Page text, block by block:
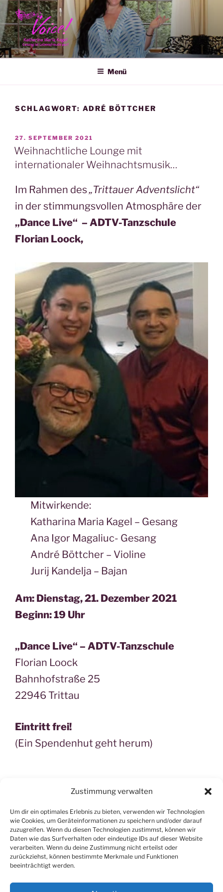
Zustimmung verwalten
Um dir ein optimales Erlebnis zu bieten, verwenden wir Technologien
wie Cookies, um Geräteinformationen zu speichern und/oder darauf
zuzugreifen. Wenn du diesen Technologien zustimmst, können wir
Daten wie das Surfverhalten oder eindeutige IDs auf dieser Website
verarbeiten. Wenn du deine Zustimmung nicht erteilst oder
zurückziehst, können bestimmte Merkmale und Funktionen
beeinträchtigt werden.
Zum
Inhalt
springen
KATHARINA MARIA KAGEL
Menü
SCHLAGWORT: ADRÉ BÖTTCHER
VERÖFFENTLICHT
AM
27. SEPTEMBER 2021
Weihnachtliche Lounge mit
internationaler Weihnachtsmusik…
Im Rahmen des„Trittauer Adventslicht“
in der stimmungsvollen Atmosphäre der
„Dance Live“ – ADTV-Tanzschule
Florian Loock,
Mitwirkende:
Katharina Maria Kagel – Gesang
Ana Igor Magaliuc- Gesang
André Böttcher – Violine
Jurij Kandelja – Bajan
Am: Dienstag, 21. Dezember 2021
Beginn: 19 Uhr
„Dance Live“ – ADTV-Tanzschule
Florian Loock
Bahnhofstraße 25
22946 Trittau
Eintritt frei!
(Ein Spendenhut geht herum)
nach:
|Datenschutz